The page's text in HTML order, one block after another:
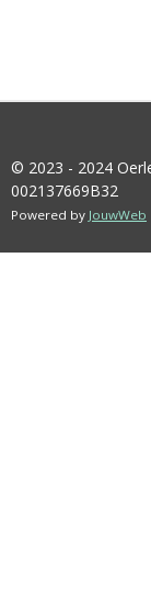
© 2023 - 2024
002137669B32
Powered by JouwWeb